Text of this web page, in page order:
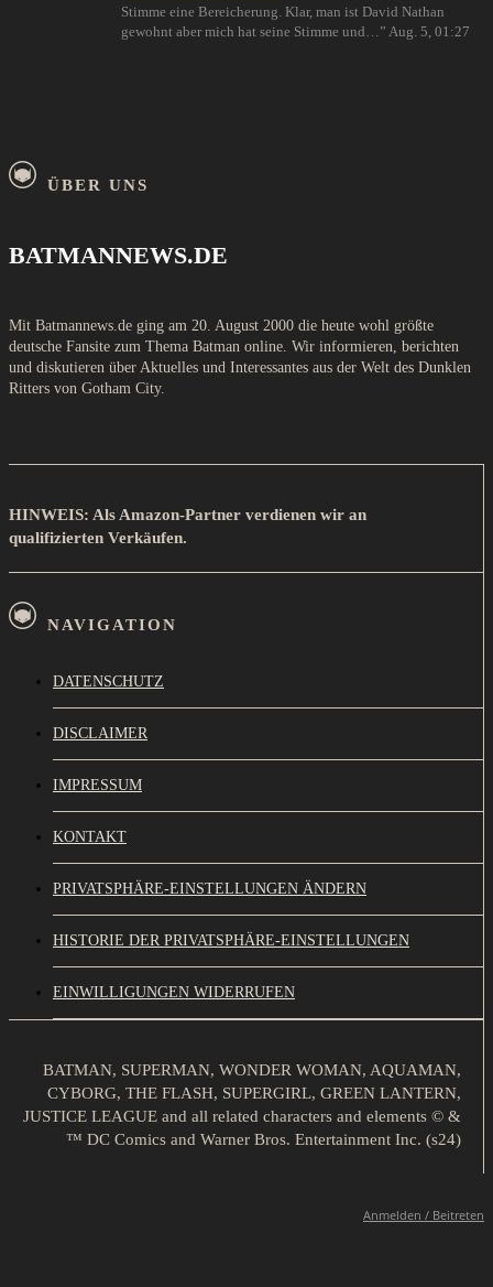
Stimme eine Bereicherung. Klar, man ist David Nathan
gewohnt aber mich hat seine Stimme und… ” Aug. 5, 01:27
ÜBER UNS
BATMANNEWS.DE
Mit Batmannews.de ging am 20. August 2000 die heute wohl größte
deutsche Fansite zum Thema Batman online. Wir informieren, berichten
und diskutieren über Aktuelles und Interessantes aus der Welt des Dunklen
Ritters von Gotham City.
HINWEIS: Als Amazon-Partner verdienen wir an
qualifizierten Verkäufen.
NAVIGATION
DATENSCHUTZ
DISCLAIMER
IMPRESSUM
KONTAKT
PRIVATSPHÄRE-EINSTELLUNGEN ÄNDERN
HISTORIE DER PRIVATSPHÄRE-EINSTELLUNGEN
EINWILLIGUNGEN WIDERRUFEN
BATMAN, SUPERMAN, WONDER WOMAN, AQUAMAN,
CYBORG, THE FLASH, SUPERGIRL, GREEN LANTERN,
JUSTICE LEAGUE and all related characters and elements © &
™ DC Comics and Warner Bros. Entertainment Inc. (s24)
Anmelden / Beitreten